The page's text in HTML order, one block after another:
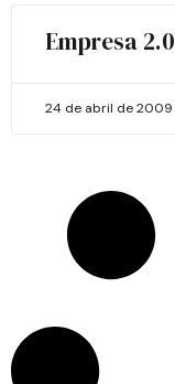
Empresa 2.0
24 de abril de 2009